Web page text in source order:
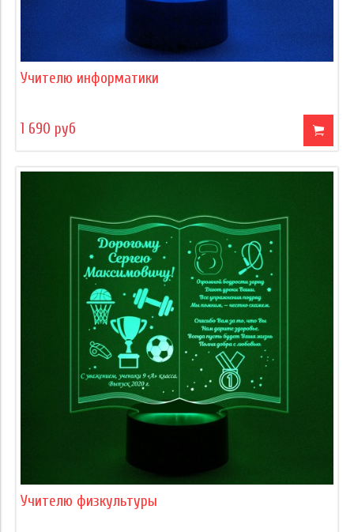
Учителю информатики
1 690 руб
Учителю физкультуры